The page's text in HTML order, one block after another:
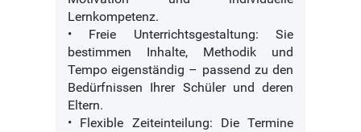
Lernkompetenz.
• Freie Unterrichtsgestaltung: Sie
bestimmen Inhalte, Methodik und
Tempo eigenständig – passend zu den
Bedürfnissen Ihrer Schüler und deren
Eltern.
• Flexible Zeiteinteilung: Die Termine